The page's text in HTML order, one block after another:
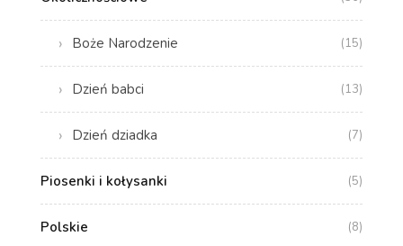
Boże Narodzenie (15)
Dzień babci (13)
Dzień dziadka (7)
Piosenki i kołysanki (5)
Polskie (8)